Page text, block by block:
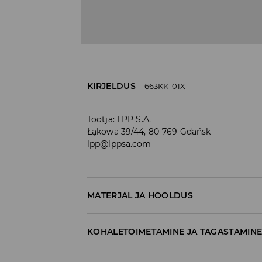
KIRJELDUS 663KK-01X
Tootja: LPP S.A.
Łąkowa 39/44, 80-769 Gdańsk
lpp@lppsa.com
MATERJAL JA HOOLDUS
KOHALETOIMETAMINE JA TAGASTAMINE